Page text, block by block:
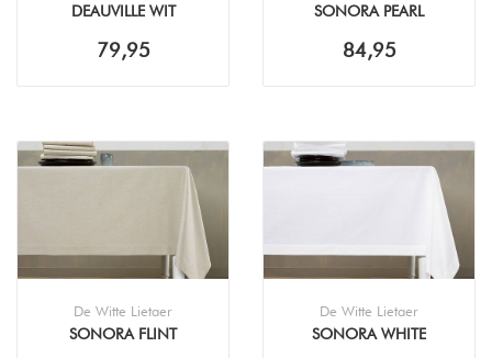
DEAUVILLE WIT
79,95
SONORA PEARL
84,95
De Witte Lietaer
SONORA FLINT
De Witte Lietaer
SONORA WHITE